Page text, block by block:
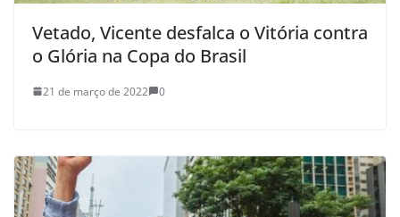
Vetado, Vicente desfalca o Vitória contra
o Glória na Copa do Brasil
21 de março de 2022 0